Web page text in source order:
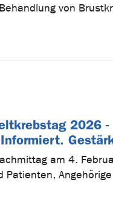
von
2026 -
am 4.
Patienten,